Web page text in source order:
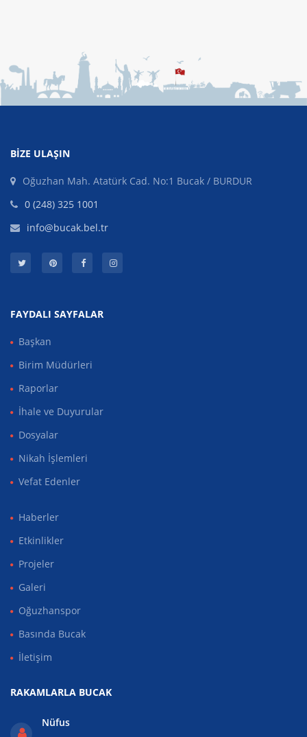
BIZE ULAŞIN
Oğuzhan Mah. Atatürk Cad. No:1 Bucak / BURDUR
0 (248) 325 1001
info@bucak.bel.tr
FAYDALI SAYFALAR
Başkan
Birim Müdürleri
Raporlar
İhale ve Duyurular
Dosyalar
Nikah İşlemleri
Vefat Edenler
Haberler
Etkinlikler
Projeler
Galeri
Oğuzhanspor
Basında Bucak
İletişim
RAKAMLARLA BUCAK
Nüfus